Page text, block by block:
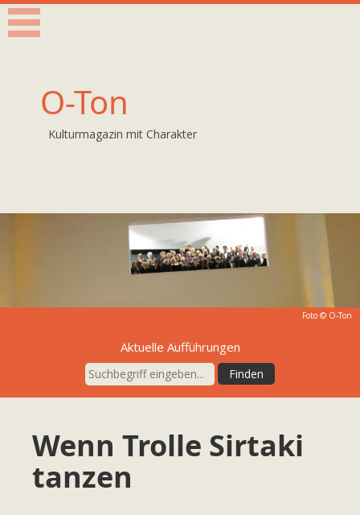
O-Ton
Kulturmagazin mit Charakter
Foto © O-Ton
Aktuelle Aufführungen
Wenn Trolle Sirtaki
tanzen